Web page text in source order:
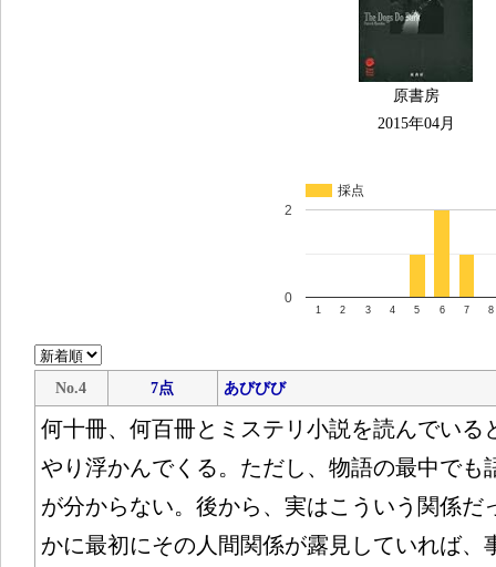
原書房
2015年04月
採点
1 2 3 4 5 6 7 8
0
2
No.4 7点 あびびび
何十冊、何百冊とミステリ小説を読んでいる
やり浮かんでくる。ただし、物語の最中でも
が分からない。後から、実はこういう関係だ
かに最初にその人間関係が露見していれば、